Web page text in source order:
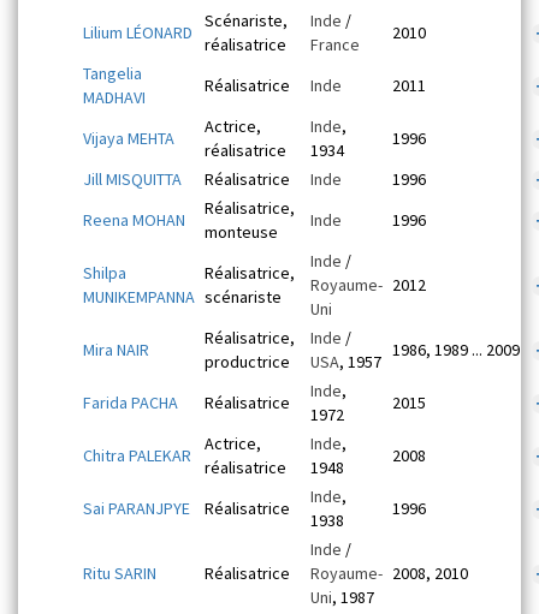
Lilium LÉONARD
Scénariste,
réalisatrice
Inde /
France
2010
Tangelia
MADHAVI
Réalisatrice Inde 2011
Vijaya MEHTA
Actrice,
réalisatrice
Inde,
1934
1996
Jill MISQUITTA
Réalisatrice Inde 1996
Reena MOHAN
Réalisatrice,
monteuse
Inde 1996
Shilpa
MUNIKEMPANNA
Réalisatrice,
scénariste
Inde /
Royaume-
Uni
2012
Mira NAIR
Réalisatrice,
productrice
Inde /
USA, 1957
1986, 1989 ... 2009
Farida PACHA Réalisatrice
Inde,
1972
2015
Chitra PALEKAR
Actrice,
réalisatrice
Inde,
1948
2008
Sai PARANJPYE Réalisatrice
Inde,
1938
1996
Ritu SARIN Réalisatrice
Inde /
Royaume-
Uni, 1987
2008, 2010